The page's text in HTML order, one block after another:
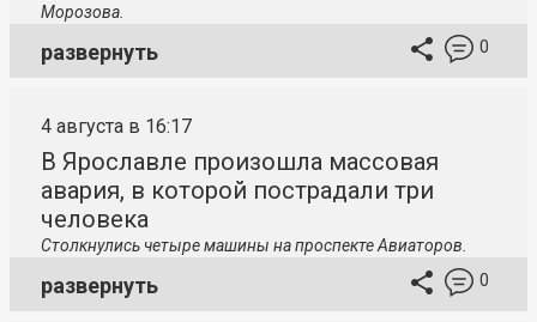
Морозова.
развернуть 0
4 августа в 16:17
В Ярославле произошла массовая
авария, в которой пострадали три
человека
Столкнулись четыре машины на проспекте Авиаторов.
развернуть 0